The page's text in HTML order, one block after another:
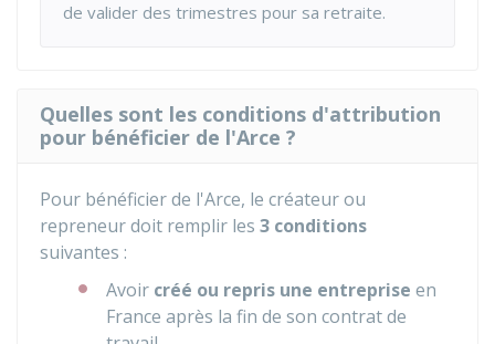
de valider des trimestres pour sa retraite.
Quelles sont les conditions d'attribution
pour bénéficier de l'Arce ?
Pour bénéficier de l'Arce, le créateur ou
repreneur doit remplir les 3 conditions
suivantes :
Avoir créé ou repris une entreprise en
France après la fin de son contrat de